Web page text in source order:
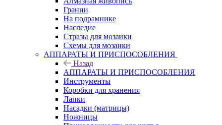
Гранни
На подрамнике
Наследие
Стразы для мозаики
Схемы для мозаики
АППАРАТЫ И ПРИСПОСОБЛЕНИЯ
Назад
АППАРАТЫ И ПРИСПОСОБЛЕНИЯ
Инструменты
Коробки для хранения
Лапки
Насадки (матрицы)
Ножницы